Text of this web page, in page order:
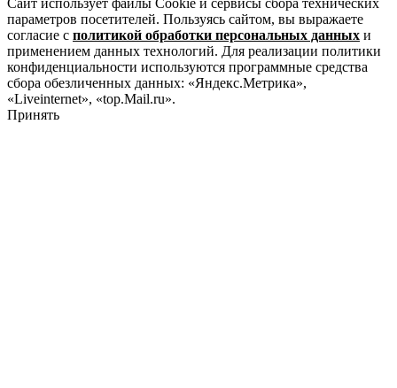
Сайт использует файлы Cookie и сервисы сбора технических
параметров посетителей. Пользуясь сайтом, вы выражаете
согласие с политикой обработки персональных данных и
применением данных технологий. Для реализации политики
конфиденциальности используются программные средства
сбора обезличенных данных: «Яндекс.Метрика»,
«Liveinternet», «top.Mail.ru».
Принять